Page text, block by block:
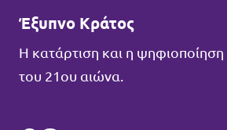
Έξυπνο Κράτος
Η κατάρτιση και η ψηφιοποίηση
του 21ου αιώνα.